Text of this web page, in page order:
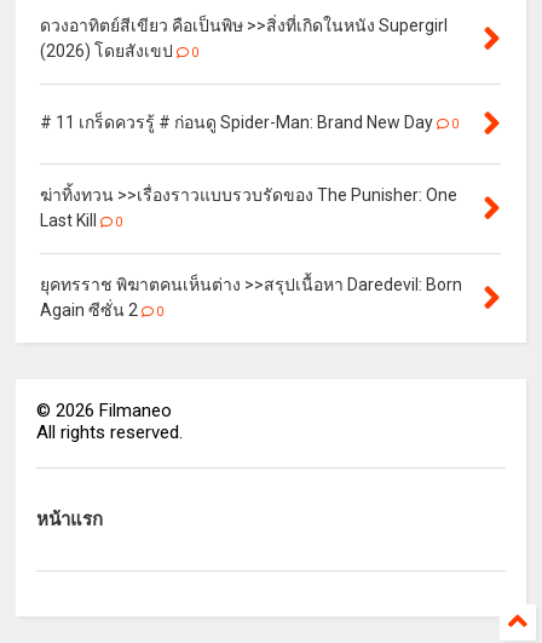
ดวงอาทิตย์สีเขียว คือเป็นพิษ >>สิ่งที่เกิดในหนัง Supergirl
(2026) โดยสังเขป
0
# 11 เกร็ดควรรู้ # ก่อนดู Spider-Man: Brand New Day 0
ฆ่าทิ้งทวน >>เรื่องราวแบบรวบรัดของ The Punisher: One
Last Kill
0
ยุคทรราช พิฆาตคนเห็นต่าง >>สรุปเนื้อหา Daredevil: Born
Again ซีซั่น 2
0
©2026 Filmaneo
All rights reserved.
หน้าแรก